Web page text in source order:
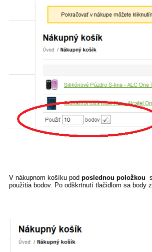
V nákupnom košíku pod poslednou položkou
použitia bodov. Po odškrtnutí tlačidlom sa body